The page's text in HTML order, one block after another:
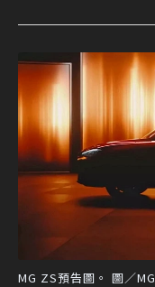
MG ZS預告圖。 圖／MG